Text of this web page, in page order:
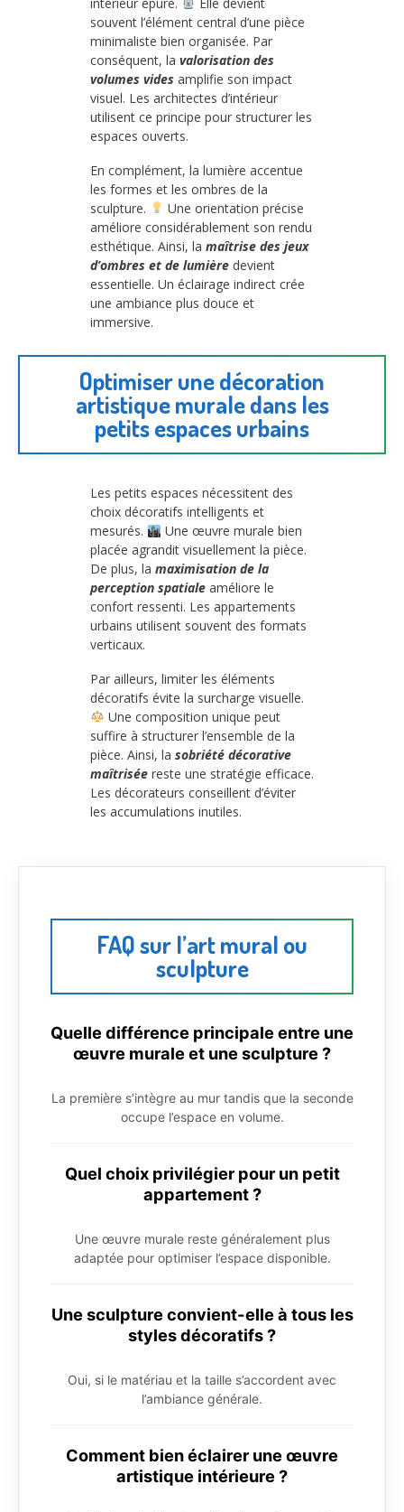
souvent l’élément central d’une pièce
minimaliste bien organisée. Par
conséquent, la valorisation des
volumes vides amplifie son impact
visuel. Les architectes d’intérieur
utilisent ce principe pour structurer les
espaces ouverts.
En complément, la lumière accentue
les formes et les ombres de la
sculpture.
Une orientation précise
améliore considérablement son rendu
esthétique. Ainsi, la maîtrise des jeux
d’ombres et de lumière devient
essentielle. Un éclairage indirect crée
une ambiance plus douce et
immersive.
Optimiser une décoration
artistique murale dans les
petits espaces urbains
Les petits espaces nécessitent des
choix décoratifs intelligents et
mesurés.
Une œuvre murale bien
placée agrandit visuellement la pièce.
De plus, la maximisation de la
perception spatiale améliore le
confort ressenti. Les appartements
urbains utilisent souvent des formats
verticaux.
Par ailleurs, limiter les éléments
décoratifs évite la surcharge visuelle.
Une composition unique peut
suffire à structurer l’ensemble de la
pièce. Ainsi, la sobriété décorative
maîtrisée reste une stratégie efficace.
Les décorateurs conseillent d’éviter
les accumulations inutiles.
FAQ sur l’art mural ou
sculpture
Quelle différence principale entre une
œuvre murale et une sculpture ?
La première s’intègre au mur tandis que la seconde
occupe l’espace en volume.
Quel choix privilégier pour un petit
appartement ?
Une œuvre murale reste généralement plus
adaptée pour optimiser l’espace disponible.
Une sculpture convient-elle à tous les
styles décoratifs ?
Oui, si le matériau et la taille s’accordent avec
l’ambiance générale.
Comment bien éclairer une œuvre
artistique intérieure ?